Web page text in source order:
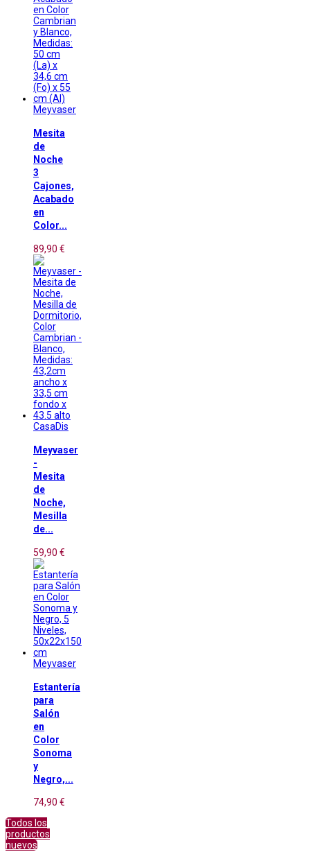
Meyvaser
Mesita
de
Noche
3
Cajones,
Acabado
en
Color...
89,90 €
CasaDis
Meyvaser
-
Mesita
de
Noche,
Mesilla
de...
59,90 €
Meyvaser
Estantería
para
Salón
en
Color
Sonoma
y
Negro,...
74,90 €
Todos los
productos
nuevos